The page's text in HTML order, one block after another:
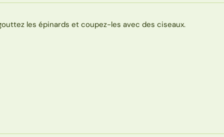
les épinards et coupez-les avec des ciseaux.